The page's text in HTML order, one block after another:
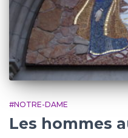
#NOTRE-DAME
Les hommes